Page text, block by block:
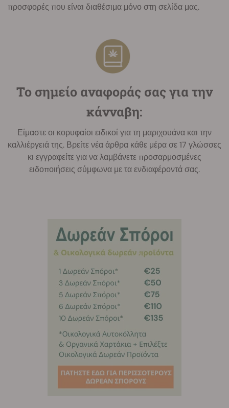
προσφορές που είναι διαθέσιμα μόνο στη σελίδα μας.
Το σημείο αναφοράς σας για την
κάνναβη:
Είμαστε οι κορυφαίοι ειδικοί για τη μαριχουάνα και την
καλλιέργειά της. Βρείτε νέα άρθρα κάθε μέρα σε 17 γλώσσες
κι εγγραφείτε για να λαμβάνετε προσαρμοσμένες
ειδοποιήσεις σύμφωνα με τα ενδιαφέροντά σας.